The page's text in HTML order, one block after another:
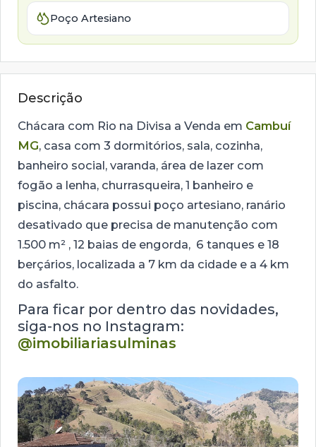
Poço Artesiano
Descrição
Chácara com Rio na Divisa a Venda em Cambuí
MG, casa com 3 dormitórios, sala, cozinha,
banheiro social, varanda, área de lazer com
fogão a lenha, churrasqueira, 1 banheiro e
piscina, chácara possui poço artesiano, ranário
desativado que precisa de manutenção com
1.500 m² , 12 baias de engorda, 6 tanques e 18
berçários, localizada a 7 km da cidade e a 4 km
do asfalto.
Para ficar por dentro das novidades,
siga-nos no Instagram:
@imobiliariasulminas